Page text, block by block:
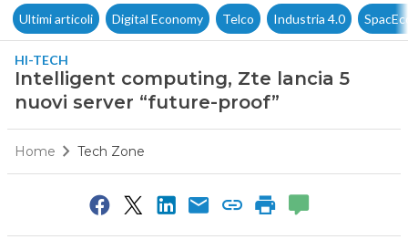
Ultimi articoli Digital Economy Telco Industria 4.0
HI-TECH
Intelligent computing, Zte lancia 5
nuovi server “future-proof”
Home Tech Zone